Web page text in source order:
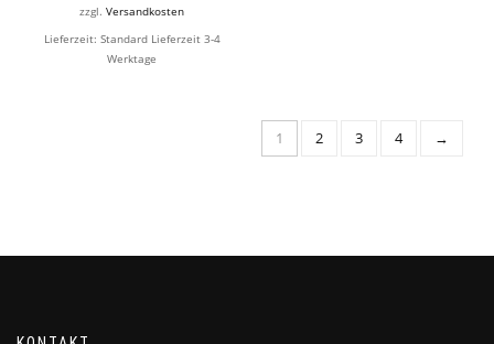
zzgl. Versandkosten
Lieferzeit: Standard Lieferzeit 3-4
Werktage
1 2 3 4 →